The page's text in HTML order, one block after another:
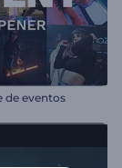
de eventos